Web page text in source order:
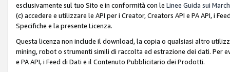
esclusivamente sul tuo Sito e in conformità con le Linee Guida sui March
(c) accedere e utilizzare le API per i Creator, Creators API e PA API, i
Specifiche e la presente Licenza.
Questa licenza non include il download, la copia o qualsiasi altro
mining, robot o strumenti simili di raccolta ed estrazione dei dati. Per
e PA API, i Feed di Dati e il Contenuto Pubblicitario dei Prodotti.